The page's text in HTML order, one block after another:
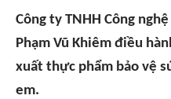
Công ty TNHH Công
Phạm Vũ Khiêm điều
xuất thực phẩm bảo vệ
em.